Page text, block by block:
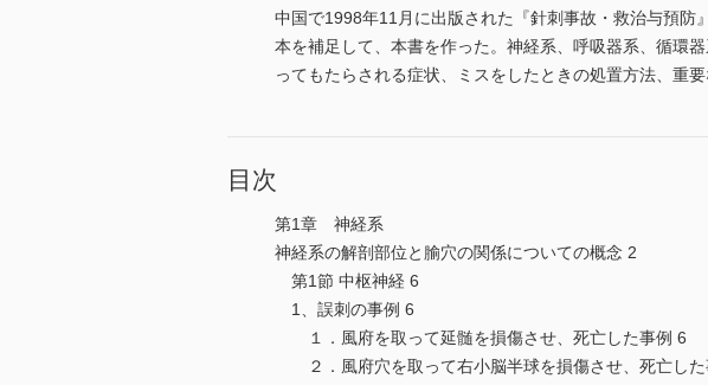
中国で1998年11月に出版された『針刺事故・救治与預防
本を補足して、本書を作った。神経系、呼吸器系、循環
ってもたらされる症状、ミスをしたときの処置方法、重
目次
第1章 神経系
神経系の解剖部位と腧穴の関係についての概念 2
第1節 中枢神経 6
1、誤刺の事例 6
１．風府を取って延髄を損傷させ、死亡した事例 6
２．風府穴を取って右小脳半球を損傷させ、死亡した